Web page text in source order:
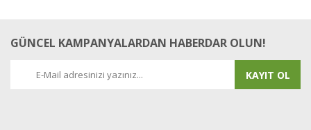
GÜNCEL KAMPANYALARDAN HABERDAR OLUN!
KAYIT OL